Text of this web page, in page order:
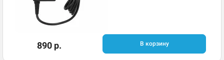
890 р. В корзину